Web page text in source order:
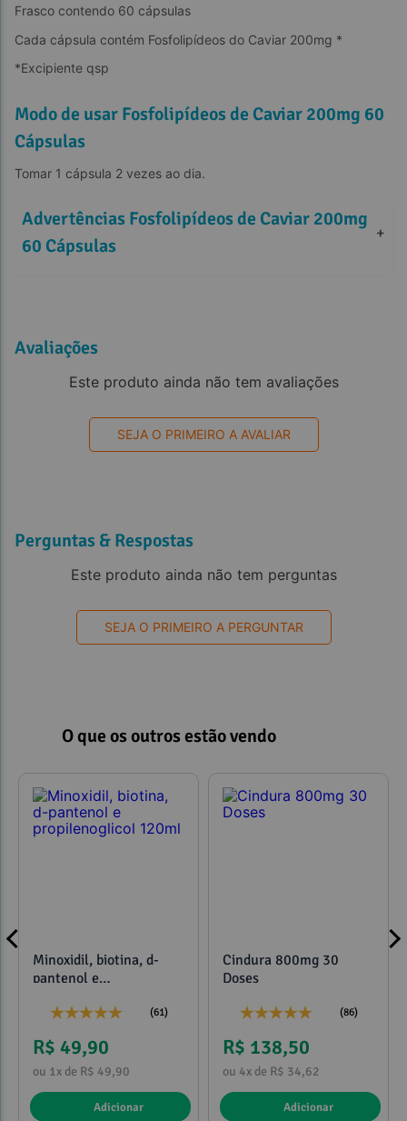
Frasco contendo 60 cápsulas
Cada cápsula contém Fosfolipídeos do Caviar 200mg *
*Excipiente qsp
Modo de usar Fosfolipídeos de Caviar 200mg 60
Cápsulas
Tomar 1 cápsula 2 vezes ao dia.
Advertências Fosfolipídeos de Caviar 200mg
60 Cápsulas
+
Avaliações
Este produto ainda não tem avaliações
SEJA O PRIMEIRO A AVALIAR
Perguntas & Respostas
Este produto ainda não tem perguntas
SEJA O PRIMEIRO A PERGUNTAR
O que os outros estão vendo
Minoxidil, biotina, d-
pantenol e
(61)
R$ 49,90
ou 1x de R$ 49,90
Adicionar
Cindura 800mg 30
Doses
(86)
R$ 138,50
ou 4x de R$ 34,62
Adicionar